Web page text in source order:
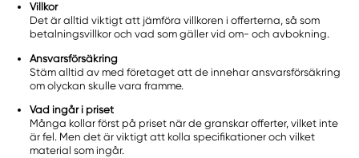
Villkor
Det är alltid viktigt att jämföra villkoren i offerterna, så som
betalningsvillkor och vad som gäller vid om- och avbokning.
Ansvarsförsäkring
Stäm alltid av med företaget att de innehar ansvarsförsäkring
om olyckan skulle vara framme.
Vad ingår i priset
Många kollar först på priset när de granskar offerter, vilket inte
är fel. Men det är viktigt att kolla specifikationer och vilket
material som ingår.